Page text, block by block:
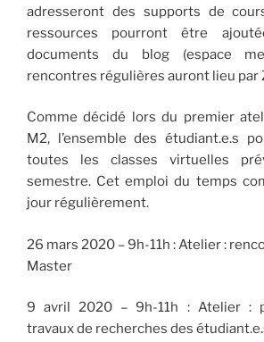
adresseront des supports de
ressources pourront être
documents du blog (espace
rencontres régulières auront lieu par
Comme décidé lors du premier
M2, l’ensemble des étudiant.e.s
toutes les classes virtuelles
semestre. Cet emploi du temps
jour régulièrement.
26 mars 2020 – 9h-11h : Atelier :
Master
9 avril 2020 – 9h-11h : Atelier :
travaux de recherches des